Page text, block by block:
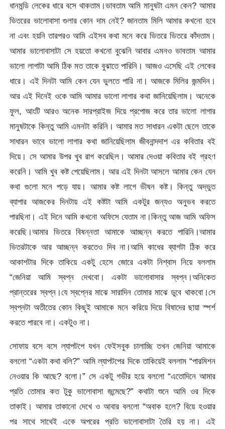
ধানমন্ডি লেকের ধারে বসে থাকতাম।ভাবতাম আমি মানুষটা এমন কেন? আমার
ভিতরের ভালোবাসা গুলার কোন দাম নেই? জানতাম মিলি আমার কখনো হবে
না এবং হয়নি তারপরও আমি এইসব কথা মনে করে ভিতরে ভিতরে কাঁদতাম।
আমার ভালোবাসাটা সে হয়তো কখনো বুঝেনি আবার এমনও ভাবতাম আমার
ভালো লাগাটা আমি ঠিক মত তাকে বুঝাতে পারিনি। আজও এসেছি এই লেকের
ধারে। এই দিনটা আমি কেন যেন ভুলতে পারি না। আজকে মিলির জন্মদিন।
আর এই দিনেই ওকে আমি আমার ভালো লাগার কথা জানিয়েছিলাম। অনেকে
ফুল, আংটি আরও অনেক সারপ্রাইজ দিয়ে প্রপোজ করে তার ভালো লাগার
মানুষটাকে কিন্তু আমি এমনটা করিনি। আমার মত সাধারন একটা ছেলে তাকে
সাধারন ভাবে ভালো লাগার কথা জানিয়েছিলাম জীবনান্দদাশ এর কবিতার বই
দিয়ে। সে আমার উপর খুব রাগ করেছিল। আমার দেওয়া কবিতার বই গ্রহণ
করেনি। আমি খুব কষ্ট পেয়েছিলাম। আর এই দিনটা আসলে আমার কেন যেন
কথা গুলো মনে পড়ে যায়। আমার কষ্ট লাগে ভীষন কষ্ট। কিন্তু অদ্ভুত
ব্যাপার আজকের দিনটায় এই কষ্টটা আমি একটুর জন্যও অনুভব করতে
পারছিনা। এই দিনে আমি কখনো অফিসে যেতাম না।কিন্তু আজ আমি অফিস
করেছি।আমার ভিতরে বিষন্নতা আমাকে আচ্ছন্ন করতে পারিনি।আমার
ভিতরটাকে আর আচ্ছন্ন করতেও দিব না।আমি কাধের ব্যাগটা ঠিক করে
আকাশটার দিকে তাকিয়ে একটু হেসে জোরে একটা নিশ্বাস নিয়ে বললাম
“জেনিয়া আমি স্বপ্ন দেখবো। একটা ভালোবাসার স্বপ্ন।অনিকেত
প্রান্তরের স্বপ্ন।যে স্বপ্নের মাঝে সারাদিন তোমার মাঝে ডুবে থাকবো।সে
স্বপ্নটা অতীতের কোন কিছুই আমাকে মনে করিয়ে দিয়ে বিষাদের ছায়া স্পর্শ
করতে পারবে না। একটুও না।
সোফায় বসে বসে ল্যাপটপে যখন ফেইসবুক চালাচ্ছি তখন জেনিয়া আমাকে
বললো “একটা কথা বলি?” আমি ল্যাপটপের দিকে তাকিয়েই বললাম “পারমিশন
নেওয়ার কি আছে? বলো।” সে একটু গভীর হয়ে বললো “এতোদিনে আমার
প্রতি তোমার কত টুকু ভালোবাসা জন্মেছে?” কথাটা শুনে আমি ওর দিকে
তাকাই। আমার তাকানো দেখে ও আবার বললো “অবাক হলে? বিয়ে হওয়ার
পর সাথে সাথেই একে অপরের প্রতি ভালোবাসাটা তৈরি হয় না। এই